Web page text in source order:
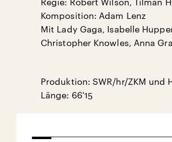
Komposition: Adam Lenz
Mit Lady Gaga, Isabelle
Christopher Knowles, Anna
Produktion: SWR/hr/ZKM und
Länge: 66'15